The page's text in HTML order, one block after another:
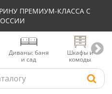
ПРЕМИУМ-КЛАССА С
Диваны: баня
и сад
Шкафы и
комоды